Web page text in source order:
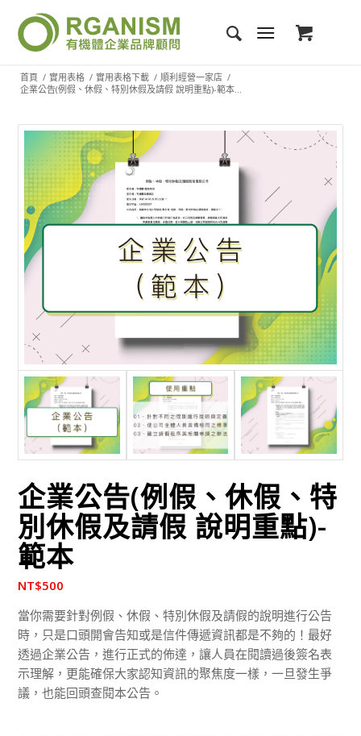
首頁 / 實用表格 / 實用表格下載 / 順利經營一家店 /
企業公告(例假、休假、特別休假及請假 說明重點)-範本...
企業公告(例假、休假、特
別休假及請假 說明重點)-
範本
NT$500
當你需要針對例假、休假、特別休假及請假的說明進行公告
時，只是口頭開會告知或是信件傳遞資訊都是不夠的！最好
透過企業公告，進行正式的佈達，讓人員在閱讀過後簽名表
示理解，更能確保大家認知資訊的聚焦度一樣，一旦發生爭
議，也能回頭查閱本公告。